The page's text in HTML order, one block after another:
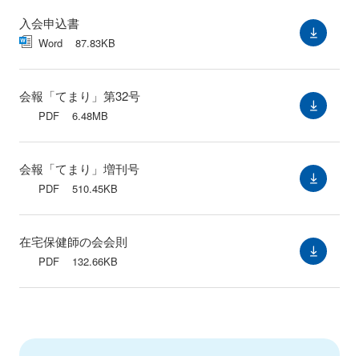
入会申込書
Word 87.83KB
会報「てまり」第32号
PDF 6.48MB
会報「てまり」増刊号
PDF 510.45KB
在宅保健師の会会則
PDF 132.66KB